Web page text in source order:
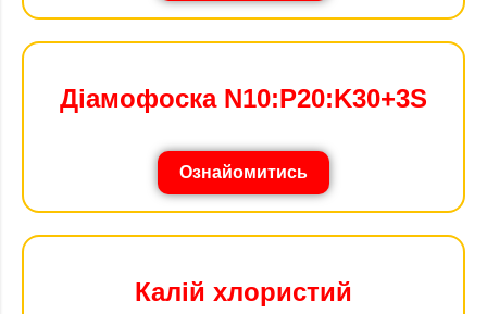
Діамофоска N10:P20:K30+3S
Ознайомитись
Калій хлористий